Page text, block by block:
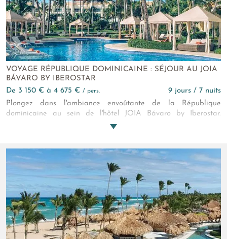
VOYAGE RÉPUBLIQUE DOMINICAINE : SÉJOUR AU JOIA
BÁVARO BY IBEROSTAR
de 3 150 € à 4 675 € / pers.
9 jours / 7 nuits
Plongez dans l'ambiance envoûtante de la République
dominicaine au sein de l'hôtel JOIA Bávaro by Iberostar.
L'établissement 5* propose des prestations haut de gamme
Bávaro dispose de chambres et suites chics et à l'architecture
soignée. Les jardins luxuriants de l'établissement se mêlent aux
trois piscines scintillantes qui s'ouvrent sur la mer des Caraïbes.
Côté gastronomie, sept restaurants savoureux vont
délicatement caresser vos papilles. En résumé, votre escapade
dominicaine au sein du JOIA Bavaro promet d'être inoubliable.